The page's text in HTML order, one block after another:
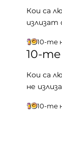
Кои са
10-те
10-
Кои са
не
10-те